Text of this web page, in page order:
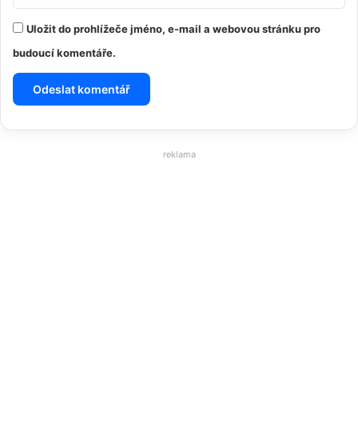
Uložit do prohlížeče jméno, e-mail a webovou stránku pro
budoucí komentáře.
reklama